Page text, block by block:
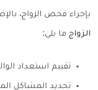
بإجراء فحص الزواج،
الزواج ما يلي:
تقييم استعداد
تحديد المشاكل